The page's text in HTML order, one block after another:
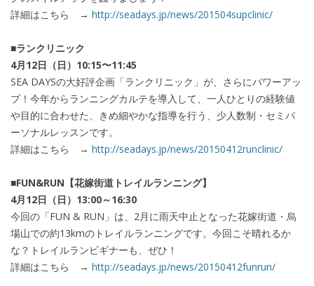
詳細はこちら → http://seadays.jp/news/201504supclinic/
■ランクリニック
4月12日（日）10:15〜11:45
SEA DAYSの大好評企画「ランクリニック」が、さらにパワーアッ
プ！今年からランニングカルテを導入して、一人ひとりの経験値
や目的に合わせた、きめ細やかな指導を行う、少人数制・セミパ
ーソナルレッスンです。
詳細はこちら → http://seadays.jp/news/20150412runclinic/
■FUN&RUN【花嫁街道トレイルランニング】
4月12日（日）13:00～16:30
今回の「FUN & RUN」は、2月に雨天中止となった花嫁街道・烏
場山での約13kmのトレイルランニングです。今回こそ晴れるか
な？トレイルランビギナーも、ぜひ！
詳細はこちら → http://seadays.jp/news/20150412funrun/